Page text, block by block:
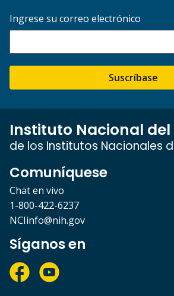
Ingrese su correo electrónico
Suscríbase
Instituto Nacional
de los Institutos Nacionales
Comuníquese
Chat en vivo
1-800-422-6237
NCIinfo@nih.gov
Síganos en